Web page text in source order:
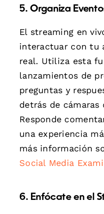
5. Organiza
El streaming en
interactuar con tu
real. Utiliza esta
lanzamientos de
preguntas y
detrás de cámaras
Responde
una experiencia
más información
Social Media
6. Enfócate en el